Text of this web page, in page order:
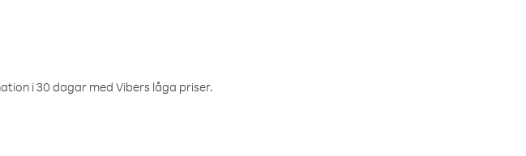
i 30 dagar med Vibers låga priser.